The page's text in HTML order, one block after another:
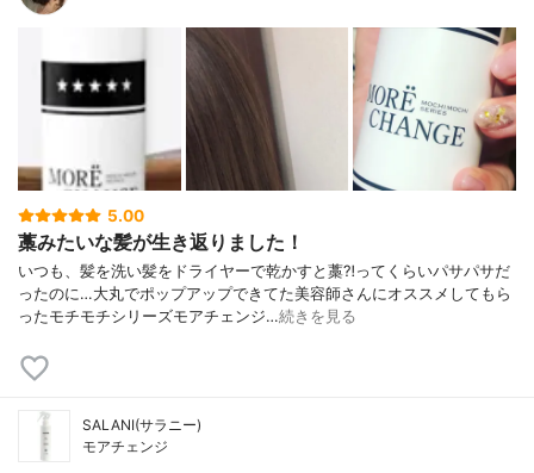
5.00
藁みたいな髪が生き返りました！
いつも、髪を洗い髪をドライヤーで乾かすと藁⁈ってくらいパサパサだ
ったのに…大丸でポップアップできてた美容師さんにオススメしてもら
ったモチモチシリーズモアチェンジ…続きを見る
SALANI(サラニー)
モアチェンジ